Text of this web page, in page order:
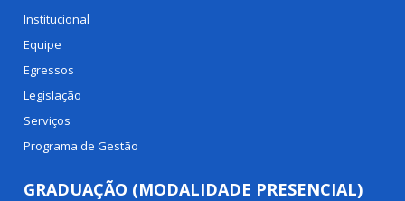
Institucional
Equipe
Egressos
Legislação
Serviços
Programa de Gestão
GRADUAÇÃO (MODALIDADE PRESENCIAL)